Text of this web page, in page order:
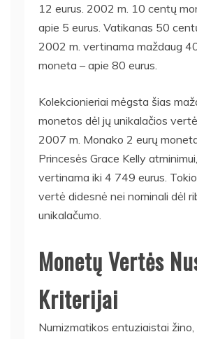
12 eurus. 2002 m. 10 centų
apie 5 eurus. Vatikanas 50
2002 m. vertinama maždaug
moneta – apie 80 eurus.
Kolekcionieriai mėgsta šias
monetos dėl jų unikalačios
2007 m. Monako 2 eurų
Princesės Grace Kelly
vertinama iki 4 749 eurus.
vertė didesnė nei nominali dėl
unikalačumo.
Monetų Vertės
Kriterijai
Numizmatikos entuziaistai